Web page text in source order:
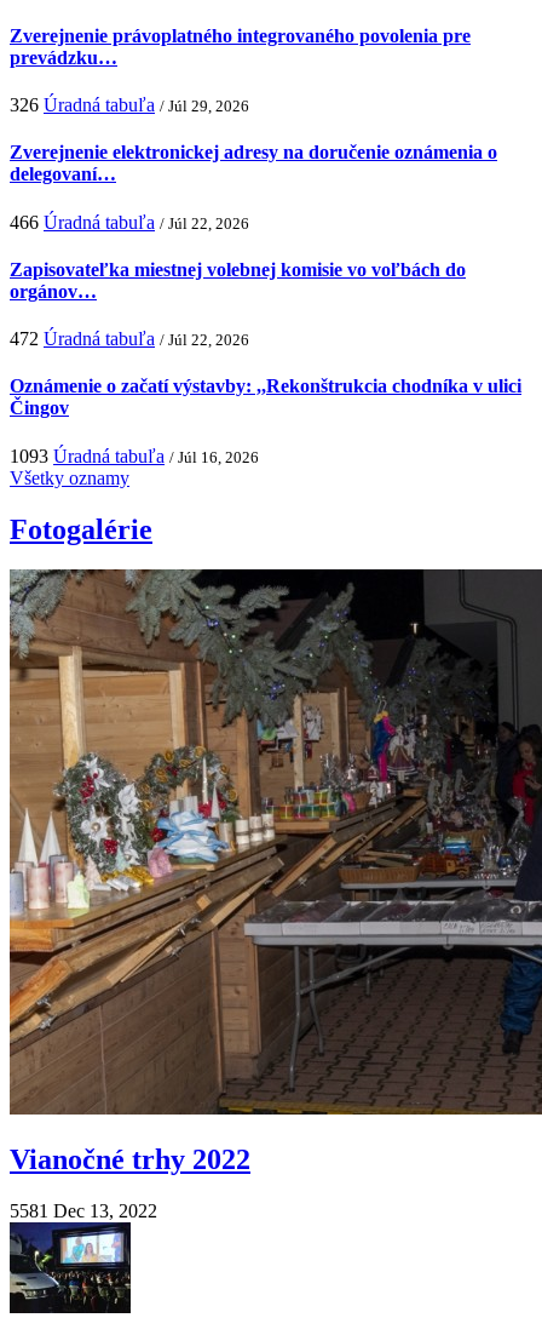
Zverejnenie právoplatného integrovaného povolenia pre
prevádzku…
326 Úradná tabuľa / Júl 29, 2026
Zverejnenie elektronickej adresy na doručenie oznámenia o
delegovaní…
466 Úradná tabuľa / Júl 22, 2026
Zapisovateľka miestnej volebnej komisie vo voľbách do
orgánov…
472 Úradná tabuľa / Júl 22, 2026
Oznámenie o začatí výstavby: ,,Rekonštrukcia chodníka v ulici
Čingov
1093 Úradná tabuľa / Júl 16, 2026
Všetky oznamy
Fotogalérie
Vianočné trhy 2022
5581 Dec 13, 2022